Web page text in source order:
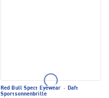
Red Bull Spect Eyewear · Daft
Sportsonnenbrille